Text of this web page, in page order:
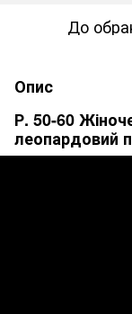
До
Опис
Р. 50-60
леопардовий